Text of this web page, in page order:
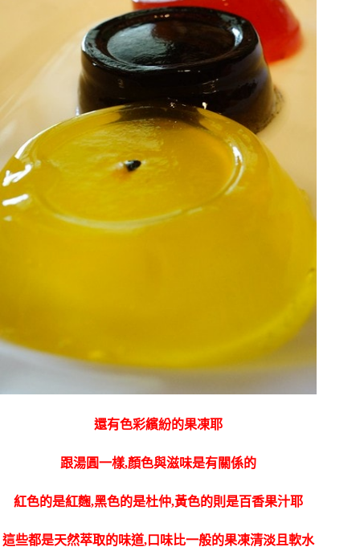
還有色彩繽紛的果凍耶
跟湯圓一樣,顏色與滋味是有關係的
紅色的是紅麴,黑色的是杜仲,黃色的則是百香果汁耶
這些都是天然萃取的味道,口味比一般的果凍清淡且軟水